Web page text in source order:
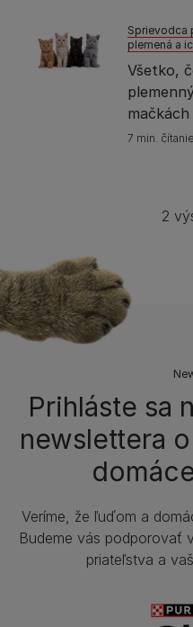
Sprievodca
plemená a
Všetko,
mačkách
7 min. čítanie
2
Prihláste sa
newslettera
Veríme, že ľuďom a
Budeme vás podporovať
priateľstva a